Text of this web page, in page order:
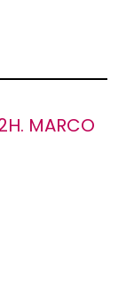
MARCO